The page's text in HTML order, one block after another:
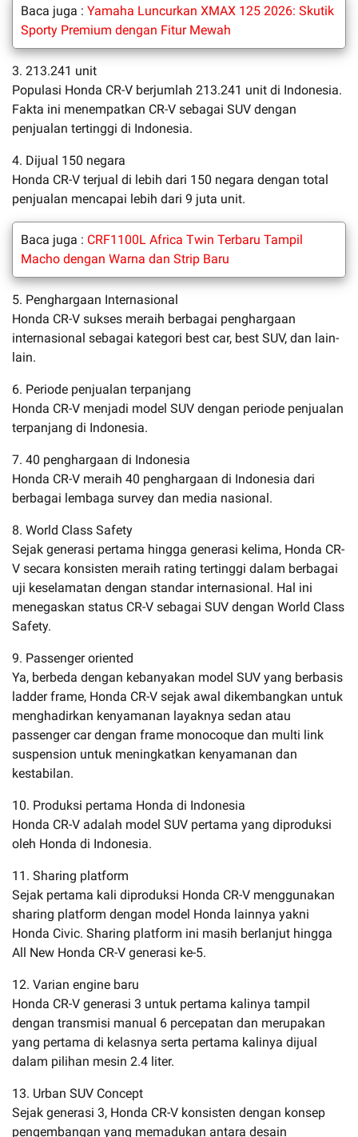
Baca juga : Yamaha Luncurkan XMAX 125 2026: Skutik
Sporty Premium dengan Fitur Mewah
3. 213.241 unit
Populasi Honda CR-V berjumlah 213.241 unit di Indonesia.
Fakta ini menempatkan CR-V sebagai SUV dengan
penjualan tertinggi di Indonesia.
4. Dijual 150 negara
Honda CR-V terjual di lebih dari 150 negara dengan total
penjualan mencapai lebih dari 9 juta unit.
Baca juga : CRF1100L Africa Twin Terbaru Tampil
Macho dengan Warna dan Strip Baru
5. Penghargaan Internasional
Honda CR-V sukses meraih berbagai penghargaan
internasional sebagai kategori best car, best SUV, dan lain-
lain.
6. Periode penjualan terpanjang
Honda CR-V menjadi model SUV dengan periode penjualan
terpanjang di Indonesia.
7. 40 penghargaan di Indonesia
Honda CR-V meraih 40 penghargaan di Indonesia dari
berbagai lembaga survey dan media nasional.
8. World Class Safety
Sejak generasi pertama hingga generasi kelima, Honda CR-
V secara konsisten meraih rating tertinggi dalam berbagai
uji keselamatan dengan standar internasional. Hal ini
menegaskan status CR-V sebagai SUV dengan World Class
Safety.
9. Passenger oriented
Ya, berbeda dengan kebanyakan model SUV yang berbasis
ladder frame, Honda CR-V sejak awal dikembangkan untuk
menghadirkan kenyamanan layaknya sedan atau
passenger car dengan frame monocoque dan multi link
suspension untuk meningkatkan kenyamanan dan
kestabilan.
10. Produksi pertama Honda di Indonesia
Honda CR-V adalah model SUV pertama yang diproduksi
oleh Honda di Indonesia.
11. Sharing platform
Sejak pertama kali diproduksi Honda CR-V menggunakan
sharing platform dengan model Honda lainnya yakni
Honda Civic. Sharing platform ini masih berlanjut hingga
All New Honda CR-V generasi ke-5.
12. Varian engine baru
Honda CR-V generasi 3 untuk pertama kalinya tampil
dengan transmisi manual 6 percepatan dan merupakan
yang pertama di kelasnya serta pertama kalinya dijual
dalam pilihan mesin 2.4 liter.
13. Urban SUV Concept
Sejak generasi 3, Honda CR-V konsisten dengan konsep
pengembangan yang memadukan antara desain